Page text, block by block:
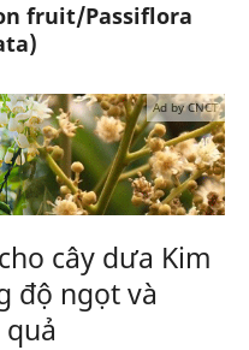
fruit/Passiflora
Ad by CNCT
cây dưa Kim
độ ngọt và